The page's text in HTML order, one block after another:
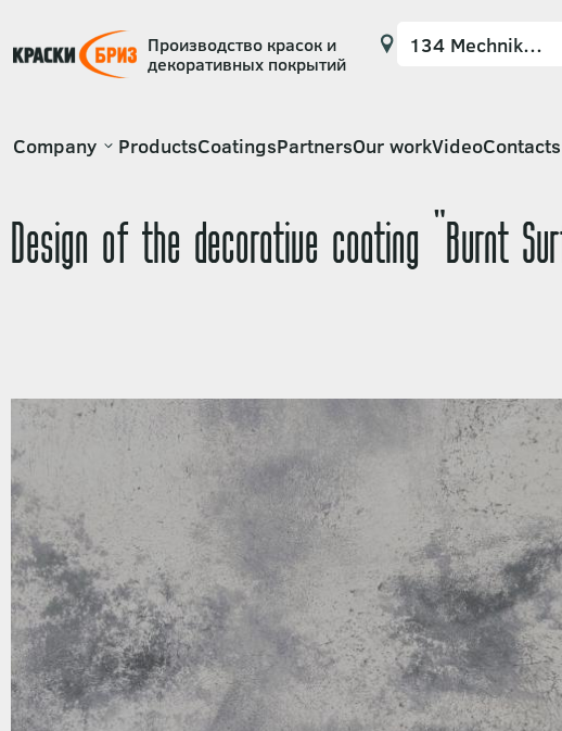
Производство красок и
декоративных покрытий
Основная
Company ProductsCoatingsPartnersOur workVideoContacts
Design of the decorative coating "Burnt